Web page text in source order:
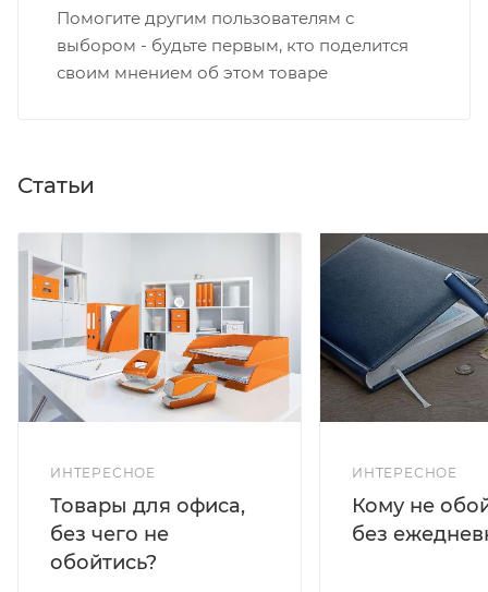
Помогите другим пользователям с
выбором - будьте первым, кто поделится
своим мнением об этом товаре
Статьи
ИНТЕРЕСНОЕ
Товары для офиса,
без чего не
обойтись?
ИНТЕРЕСНОЕ
Кому не
без